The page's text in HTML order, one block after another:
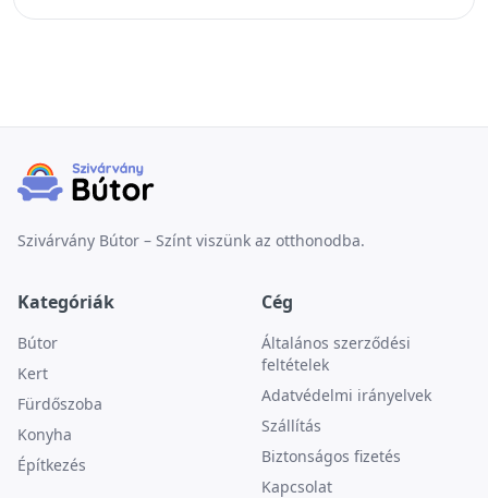
Szivárvány Bútor – Színt viszünk az otthonodba.
Kategóriák
Bútor
Kert
Fürdőszoba
Konyha
Építkezés
Cég
Általános szerződési
feltételek
Adatvédelmi irányelvek
Szállítás
Biztonságos fizetés
Kapcsolat